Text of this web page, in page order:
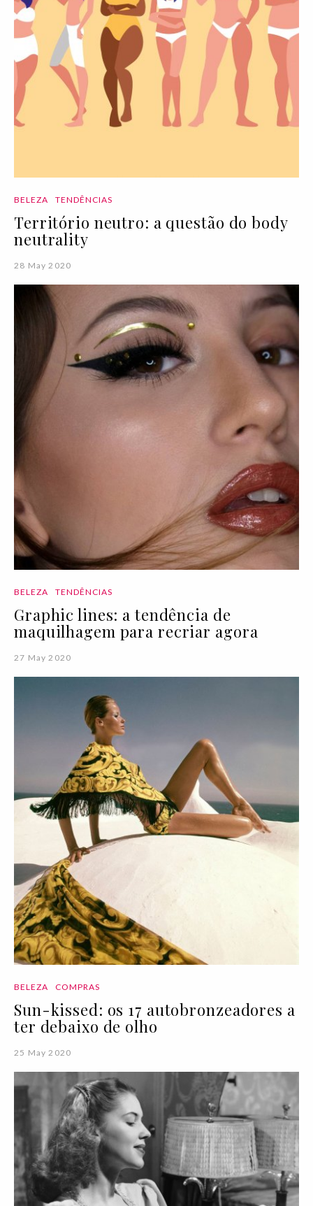
BELEZA TENDÊNCIAS
Território neutro: a questão do body
neutrality
28 May 2020
BELEZA TENDÊNCIAS
Graphic lines: a tendência de
maquilhagem para recriar agora
27 May 2020
BELEZA COMPRAS
Sun-kissed: os 17 autobronzeadores a
ter debaixo de olho
25 May 2020